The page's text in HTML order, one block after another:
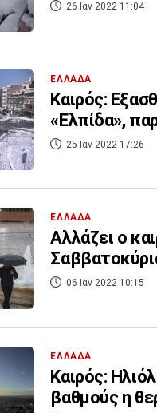
26 Ιαν 2022 11:04
ΕΛΛΑΔΑ
Καιρός:
«Ελπίδα»,
25 Ιαν 2022 17:26
ΕΛΛΑΔΑ
Αλλάζει ο
06 Ιαν 2022 10:15
ΕΛΛΑΔΑ
Καιρός:
βαθμούς η